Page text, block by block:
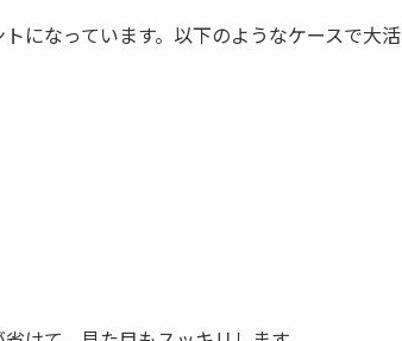
になっています。以下のようなケースで大活